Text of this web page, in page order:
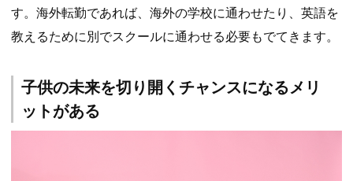
す。海外転勤であれば、海外の学校に通わせたり、英語を
教えるために別でスクールに通わせる必要もでてきます。
子供の未来を切り開くチャンスになるメリ
ットがある